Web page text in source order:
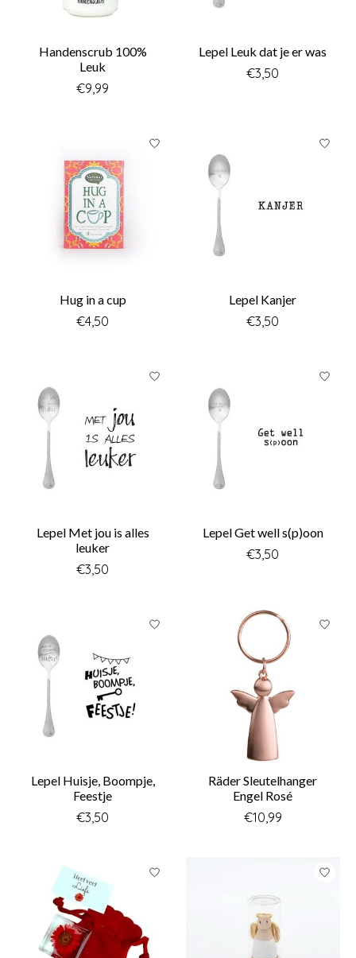
Handenscrub 100%
Leuk
€9,99
Lepel Leuk dat je er was
€3,50
Hug in a cup
€4,50
Lepel Kanjer
€3,50
Lepel Met jou is alles
leuker
€3,50
Lepel Get well s(p)oon
€3,50
Lepel Huisje, Boompje,
Feestje
€3,50
Räder Sleutelhanger
Engel Rosé
€10,99